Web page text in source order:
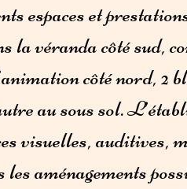
espaces et
la véranda côté sud,
côté nord, 2
au sous sol.
visuelles, auditives,
aménagements